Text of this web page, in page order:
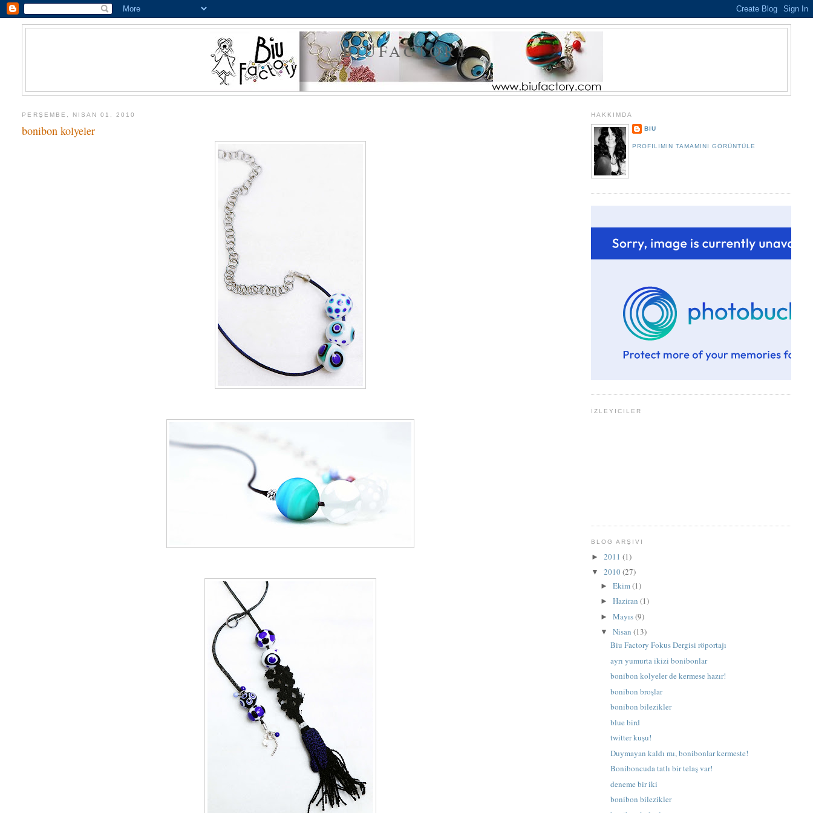
BIUFACTORY
PERŞEMBE, NISAN 01, 2010
bonibon kolyeler
HAKKIMDA
BIU
PROFILIMIN TAMAMINI GÖRÜNTÜLE
İZLEYICILER
BLOG ARŞIVI
► 2011 (1)
▼ 2010(27)
►Ekim(1)
►Haziran(1)
►Mayıs(9)
▼Nisan(13)
Biu Factory Fokus Dergisi röportajı
ayrı yumurta ikizi bonibonlar
bonibon kolyeler de kermese hazır!
bonibon broşlar
bonibon bilezikler
blue bird
twitter kuşu!
Duymayan kaldı mı, bonibonlar kermeste!
Boniboncuda tatlı bir telaş var!
deneme bir iki
bonibon bilezikler